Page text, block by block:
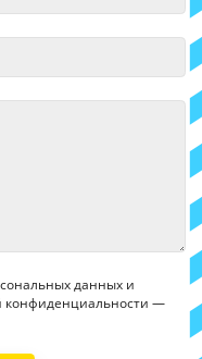
данных и
конфиденциальности —